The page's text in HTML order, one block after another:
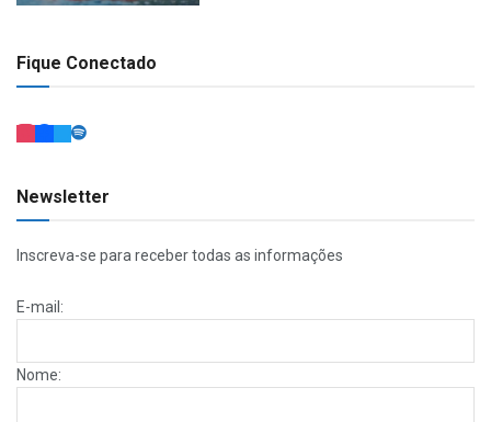
Fique Conectado
Newsletter
Inscreva-se para receber todas as informações
E-mail:
Nome: